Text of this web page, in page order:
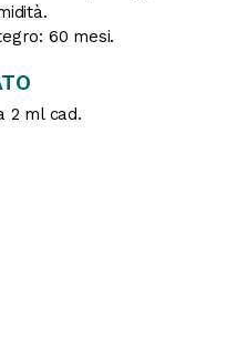
60 mesi.
2 ml cad.